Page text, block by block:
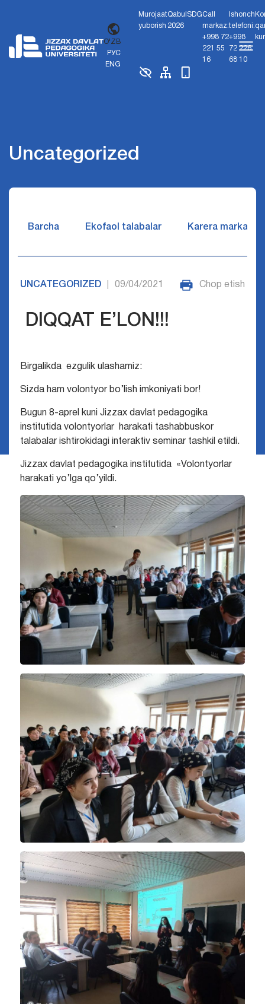
O'ZB
РУС
ENG
Murojaat
yuborish
Qabul
2026
SDGCall
markaz:
+998 72
221 55
16
Ishonch
telefoni:
+998
72 226
68 10
Uncategorized
Barcha Ekofaol talabalar Karera markazi
UNCATEGORIZED 09/04/2021 Chop etish
DIQQAT E’LON!!!
Birgalikda ezgulik ulashamiz:
Sizda ham volontyor bo’lish imkoniyati bor!
Bugun 8-aprel kuni Jizzax davlat pedagogika
institutida volontyorlar harakati tashabbuskor
talabalar ishtirokidagi interaktiv seminar tashkil etildi.
Jizzax davlat pedagogika institutida «Volontyorlar
harakati yo’lga qo’yildi.